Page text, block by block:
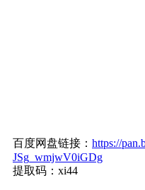
百度网盘链接： https://
JSg_wmjwV0iGDg
提取码：xi44